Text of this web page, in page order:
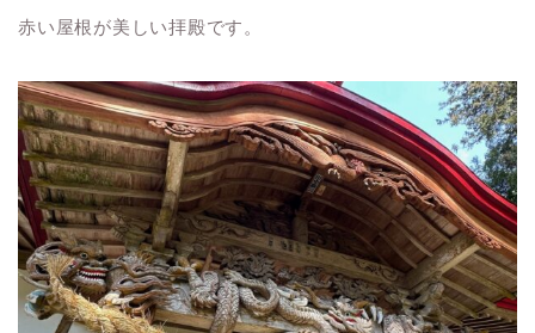
赤い屋根が美しい拝殿です。